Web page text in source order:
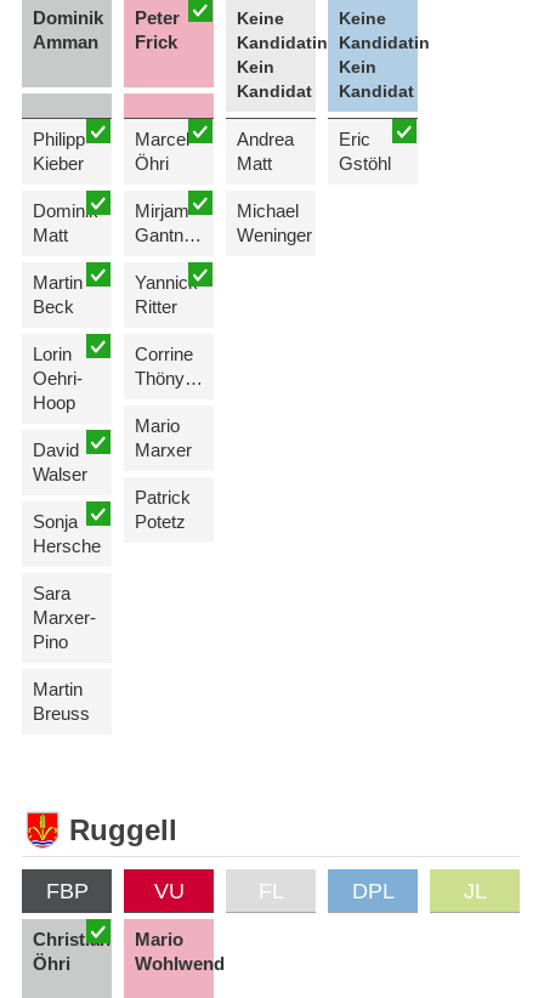
Dominik
Amman
Philipp
Kieber
Dominik
Matt
Martin
Beck
Lorin
Oehri-
Hoop
David
Walser
Sonja
Hersche
Sara
Marxer-
Pino
Martin
Breuss
Peter
Frick
Marcel
Öhri
Mirjam
Gantner-Posch
Yannick
Ritter
Corrine
Thöny-Gritsch
Mario
Marxer
Patrick
Potetz
Keine
Kandidatin
Kein
Kandidat
Andrea
Matt
Michael
Weninger
Keine
Kandidatin
Kein
Kandidat
Eric
Gstöhl
Ruggell
FBP
Christian
Öhri
VU
Mario
Wohlwend
FL DPL JL